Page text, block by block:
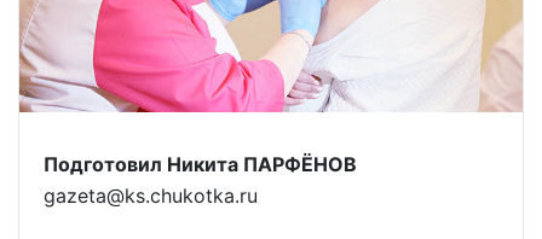
Подготовил Никита ПАРФЁНОВ
gazeta@ks.chukotka.ru